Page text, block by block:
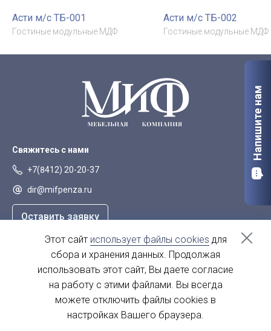
Асти м/с ТБ-001
Гостиные модульные МДФ
Асти м/с ТБ-002
Гостиные модульные МДФ
Свяжитесь с нами
+7(8412) 20-20-37
dir@mifpenza.ru
Оставить заявку
г. Пенза, ул. Аустрина, 139а
пн-пт - с 9.00-18.00
сб, вс - выходной
Напишите нам
Этот сайт использует файлы cookies для
сбора и хранения данных. Продолжая
использовать этот сайт, Вы даете согласие
на работу с этими файлами. Вы всегда
можете отключить файлы cookies в
настройках Вашего браузера.